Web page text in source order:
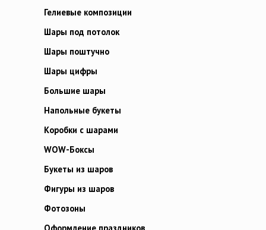
Гелиевые композиции
Шары под потолок
Шары поштучно
Шары цифры
Большие шары
Напольные букеты
Коробки с шарами
WOW-Боксы
Букеты из шаров
Фигуры из шаров
Фотозоны